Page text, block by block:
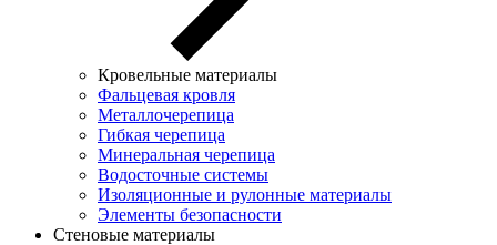
Кровельные материалы
Фальцевая кровля
Металлочерепица
Гибкая черепица
Минеральная черепица
Водосточные системы
Изоляционные и рулонные материалы
Элементы безопасности
Стеновые материалы